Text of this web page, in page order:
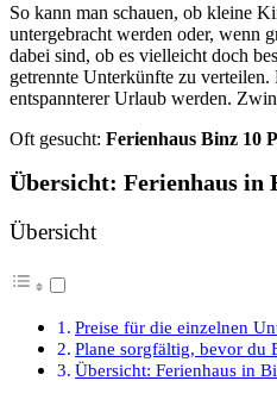
So kann man schauen, ob kleine
untergebracht werden oder, wenn
dabei sind, ob es vielleicht doch
getrennte Unterkünfte zu
entspannterer Urlaub werden.
Oft gesucht: Ferienhaus Binz 10
Übersicht: Ferienhaus in
Übersicht
Preise für die einzelnen
Plane sorgfältig, bevor du
Übersicht: Ferienhaus in